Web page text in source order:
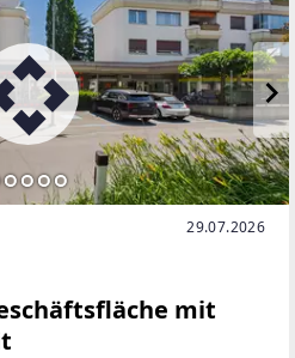
29.07.2026
mit